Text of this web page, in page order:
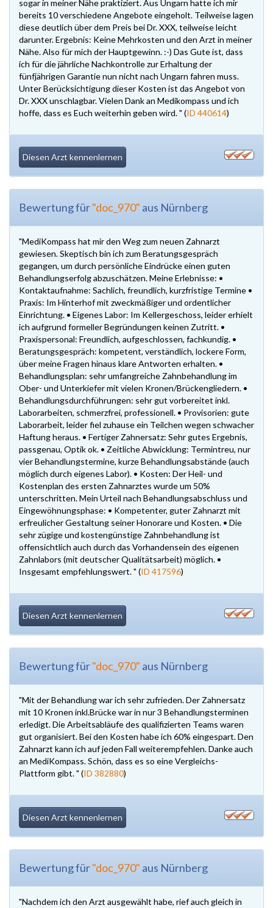
sogar in meiner Nähe praktiziert. Aus Ungarn hatte ich mir
bereits 10 verschiedene Angebote eingeholt. Teilweise lagen
diese deutlich über dem Preis bei Dr. XXX, teilweise leicht
darunter. Ergebnis: Keine Mehrkosten und den Arzt in meiner
Nähe. Also für mich der Hauptgewinn. :-) Das Gute ist, dass
ich für die jährliche Nachkontrolle zur Erhaltung der
fünfjährigen Garantie nun nicht nach Ungarn fahren muss.
Unter Berücksichtigung dieser Kosten ist das Angebot von
Dr. XXX unschlagbar. Vielen Dank an Medikompass und ich
hoffe, dass es Euch weiterhin geben wird. " (ID 440614)
Diesen Arzt kennenlernen
Bewertung für"doc_970" aus Nürnberg
"MediKompass hat mir den Weg zum neuen Zahnarzt
gewiesen. Skeptisch bin ich zum Beratungsgespräch
gegangen, um durch persönliche Eindrücke einen guten
Behandlungserfolg abzuschätzen. Meine Erlebnisse: •
Kontaktaufnahme: Sachlich, freundlich, kurzfristige Termine •
Praxis: Im Hinterhof mit zweckmäßiger und ordentlicher
Einrichtung. • Eigenes Labor: Im Kellergeschoss, leider erhielt
ich aufgrund formeller Begründungen keinen Zutritt. •
Praxispersonal: Freundlich, aufgeschlossen, fachkundig. •
Beratungsgespräch: kompetent, verständlich, lockere Form,
über meine Fragen hinaus klare Antworten erhalten. •
Behandlungsplan: sehr umfangreiche Zahnbehandlung im
Ober- und Unterkiefer mit vielen Kronen/Brückengliedern. •
Behandlungsdurchführungen: sehr gut vorbereitet inkl.
Laborarbeiten, schmerzfrei, professionell. • Provisorien: gute
Laborarbeit, leider fiel zuhause ein Teilchen wegen schwacher
Haftung heraus. • Fertiger Zahnersatz: Sehr gutes Ergebnis,
passgenau, Optik ok. • Zeitliche Abwicklung: Termintreu, nur
vier Behandlungstermine, kurze Behandlungsabstände (auch
möglich durch eigenes Labor). • Kosten: Der Heil- und
Kostenplan des ersten Zahnarztes wurde um 50%
unterschritten. Mein Urteil nach Behandlungsabschluss und
Eingewöhnungsphase: • Kompetenter, guter Zahnarzt mit
erfreulicher Gestaltung seiner Honorare und Kosten. • Die
sehr zügige und kostengünstige Zahnbehandlung ist
offensichtlich auch durch das Vorhandensein des eigenen
Zahnlabors (mit deutscher Qualitätsarbeit) möglich. •
Insgesamt empfehlungswert. " (ID 417596)
Diesen Arzt kennenlernen
Bewertung für"doc_970" aus Nürnberg
"Mit der Behandlung war ich sehr zufrieden. Der Zahnersatz
mit 10 Kronen inkl.Brücke war in nur 3 Behandlungsterminen
erledigt. Die Arbeitsabläufe des qualifizierten Teams waren
gut organisiert. Bei den Kosten habe ich 60% eingespart. Den
Zahnarzt kann ich auf jeden Fall weiterempfehlen. Danke auch
an MediKompass. Schön, dass es so eine Vergleichs-
Plattform gibt. " (ID 382880)
Diesen Arzt kennenlernen
Bewertung für"doc_970" aus Nürnberg
"Nachdem ich den Arzt ausgewählt habe, rief auch gleich in